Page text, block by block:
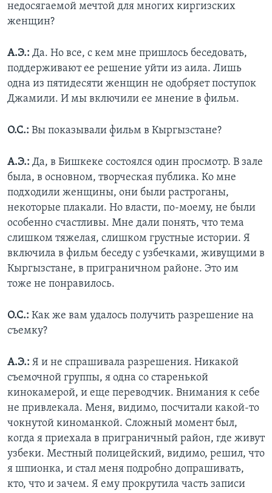
недосягаемой мечтой для многих киргизских
женщин?
А.Э.: Да. Но все, с кем мне пришлось беседовать,
поддерживают ее решение уйти из аила. Лишь
одна из пятидесяти женщин не одобряет поступок
Джамили. И мы включили ее мнение в фильм.
О.С.: Вы показывали фильм в Кыргызстане?
А.Э.: Да, в Бишкеке состоялся один просмотр. В зале
была, в основном, творческая публика. Ко мне
подходили женщины, они были растроганы,
некоторые плакали. Но власти, по-моему, не были
особенно счастливы. Мне дали понять, что тема
слишком тяжелая, слишком грустные истории. Я
включила в фильм беседу с узбечками, живущими в
Кыргызстане, в приграничном районе. Это им
тоже не понравилось.
О.С.: Как же вам удалось получить разрешение на
съемку?
А.Э.: Я и не спрашивала разрешения. Никакой
съемочной группы, я одна со старенькой
кинокамерой, и еще переводчик. Внимания к себе
не привлекала. Меня, видимо, посчитали какой-то
чокнутой киноманкой. Сложный момент был,
когда я приехала в приграничный район, где живут
узбеки. Местный полицейский, видимо, решил, что
я шпионка, и стал меня подробно допрашивать,
кто, что и зачем. Я ему прокрутила часть записи